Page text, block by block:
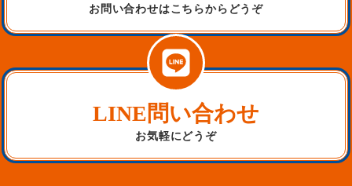
お問い合わせはこちらからどうぞ
LINE問い合わせ
お気軽にどうぞ